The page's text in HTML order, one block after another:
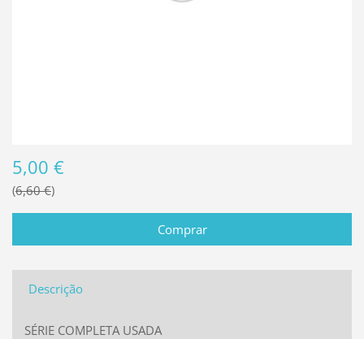
5,00 €
6,60 €
Descrição
SÉRIE COMPLETA USADA